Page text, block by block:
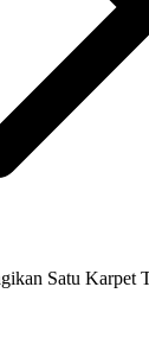
Satu Karpet